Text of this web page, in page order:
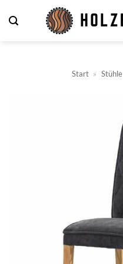
Inhalt
Start » Stühle